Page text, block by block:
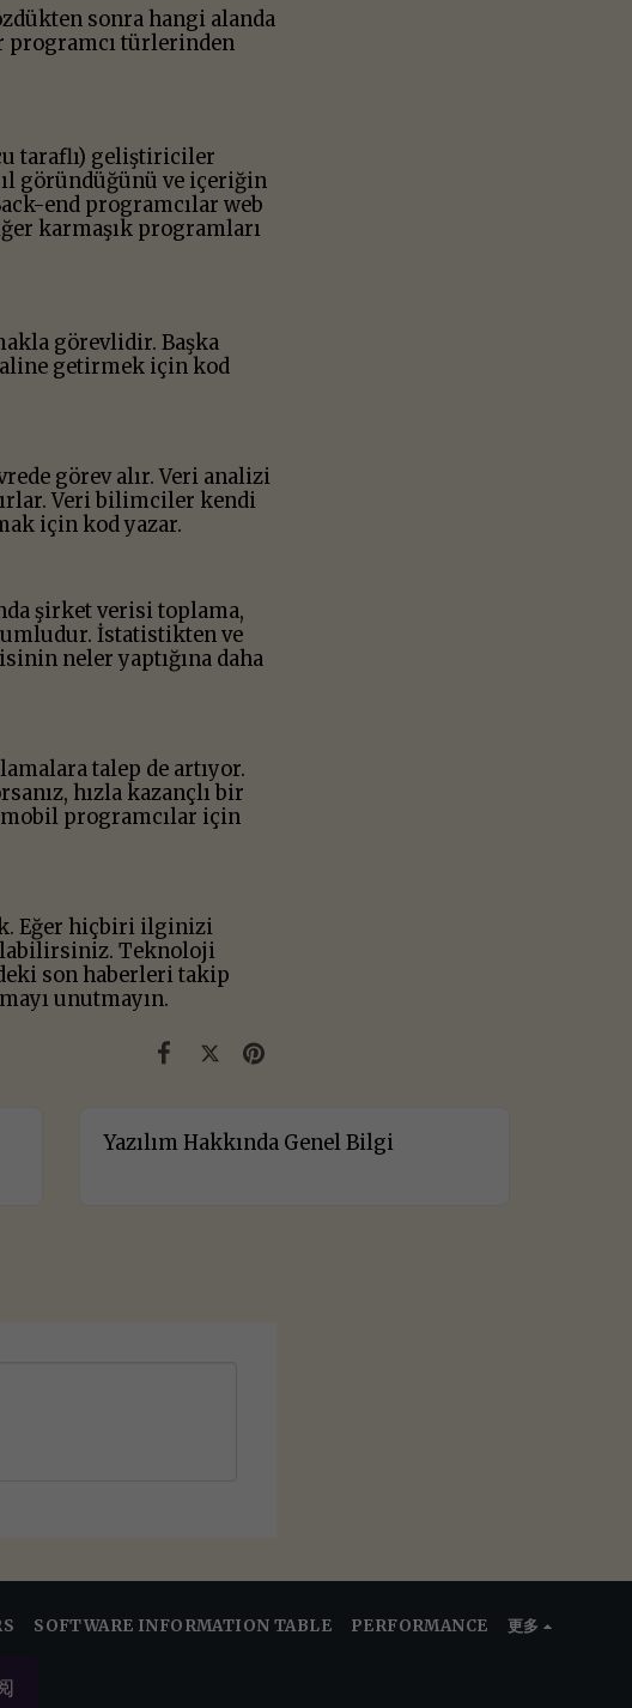
sonra hangi alanda
programcı türlerinden
taraflı) geliştiriciler
göründüğünü ve içeriğin
end programcılar web
karmaşık programları
görevlidir. Başka
getirmek için kod
görev alır. Veri analizi
Veri bilimciler kendi
için kod yazar.
şirket verisi toplama,
İstatistikten ve
neler yaptığına daha
talep de artıyor.
hızla kazançlı bir
mobil programcılar için
Eğer hiçbiri ilginizi
Teknoloji
son haberleri takip
unutmayın.
Yazılım Hakkında Genel Bilgi
SOFTWARE INFORMATION TABLE PERFORMANCE 更多